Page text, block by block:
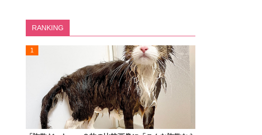
RANKING
1